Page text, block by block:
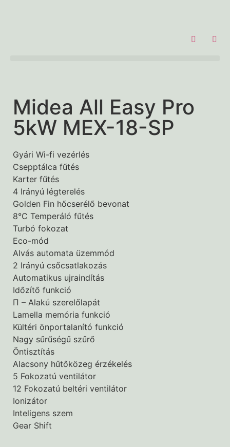
Midea All Easy Pro
5kW MEX-18-SP
Gyári Wi-fi vezérlés
Csepptálca fűtés
Karter fűtés
4 Irányú légterelés
Golden Fin hőcserélő bevonat
8°C Temperáló fűtés
Turbó fokozat
Eco-mód
Alvás automata üzemmód
2 Irányú csőcsatlakozás
Automatikus ujraindítás
Időzítő funkció
Π – Alakú szerelőlapát
Lamella memória funkció
Kültéri önportalanító funkció
Nagy sűrűségű szűrő
Öntisztítás
Alacsony hűtőközeg érzékelés
5 Fokozatú ventilátor
12 Fokozatú beltéri ventilátor
Ionizátor
Inteligens szem
Gear Shift